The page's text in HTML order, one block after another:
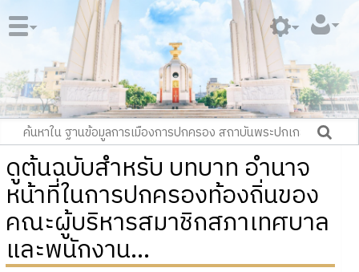
ดูต้นฉบับสำหรับ บทบาท อำนาจ
หน้าที่ในการปกครองท้องถิ่นของ
คณะผู้บริหารสมาชิกสภาเทศบาล
และพนักงาน...